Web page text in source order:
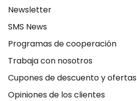
Newsletter
SMS News
Programas de cooperación
Trabaja con nosotros
Cupones de descuento y ofertas
Opiniones de los clientes